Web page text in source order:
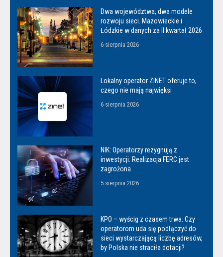
Dwa województwa, dwa modele
rozwoju sieci. Mazowieckie i
Łódzkie w danych za II kwartał 2026
6 sierpnia 2026
Lokalny operator ZINET oferuje to,
czego nie mają najwięksi
6 sierpnia 2026
NIK: Operatorzy rezygnują z
inwestycji. Realizacja FERC jest
zagrożona
5 sierpnia 2026
KPO – wyścig z czasem trwa. Czy
operatorom uda się podłączyć do
sieci wystarczającą liczbę adresów,
by Polska nie straciła dotacji?